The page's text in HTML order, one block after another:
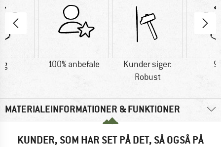
g 100% anbefale
Kunder siger:
Robust
MATERIALEINFORMATIONER & FUNKTIONER
KUNDER, SOM HAR SET PÅ DET, SÅ OGSÅ PÅ